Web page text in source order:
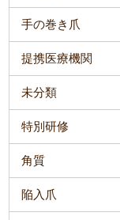
手の巻き爪
提携医療機関
未分類
特別研修
角質
陥入爪